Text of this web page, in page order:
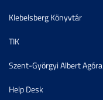
Klebelsberg Könyvtár
TIK
Szent-Györgyi Albert Agóra
Help Desk